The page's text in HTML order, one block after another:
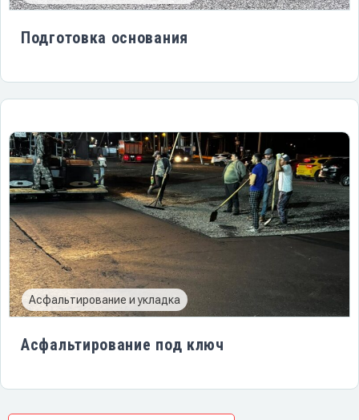
Подготовка основания
Асфальтирование и укладка
Асфальтирование под ключ